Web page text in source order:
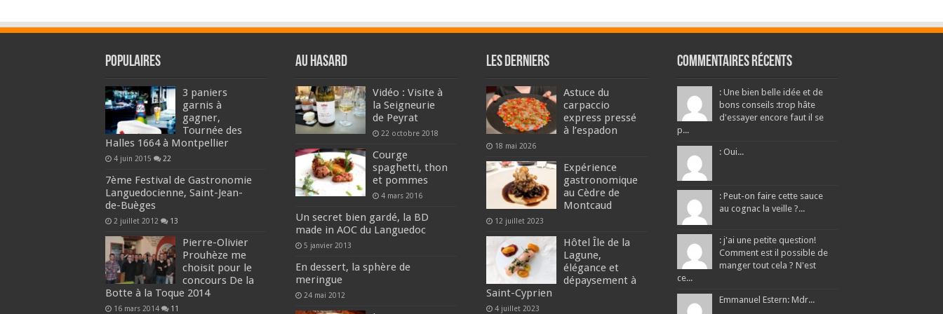
Populaires
3 paniers
garnis à
gagner,
Tournée des
Halles 1664 à Montpellier
4 juin 2015 22
7ème Festival de Gastronomie
Languedocienne, Saint-Jean-
de-Buèges
2 juillet 2012 13
Pierre-Olivier
Prouhèze me
choisit pour le
concours De la
Botte à la Toque 2014
16 mars 2014 11
Au hasard
Vidéo : Visite à
la Seigneurie
de Peyrat
22 octobre 2018
Courge
spaghetti, thon
et pommes
4 mars 2016
Un secret bien gardé, la BD
made in AOC du Languedoc
5 janvier 2013
En dessert, la sphère de
meringue
24 mai 2012
Les derniers
Astuce du
carpaccio
express pressé
à l’espadon
18 mai 2026
Expérience
gastronomique
au Cèdre de
Montcaud
12 juillet 2023
Hôtel Île de la
Lagune,
élégance et
dépaysement à
Saint-Cyprien
4 juillet 2023
Commentaires récents
: Une bien belle idée et de
bons conseils :trop hâte
d'essayer encore faut il se
p...
: Oui...
: Peut-on faire cette sauce
au cognac la veille ?...
: j'ai une petite question!
Comment est il possible de
manger tout cela ? N'est
ce...
Emmanuel Estern: Mdr...